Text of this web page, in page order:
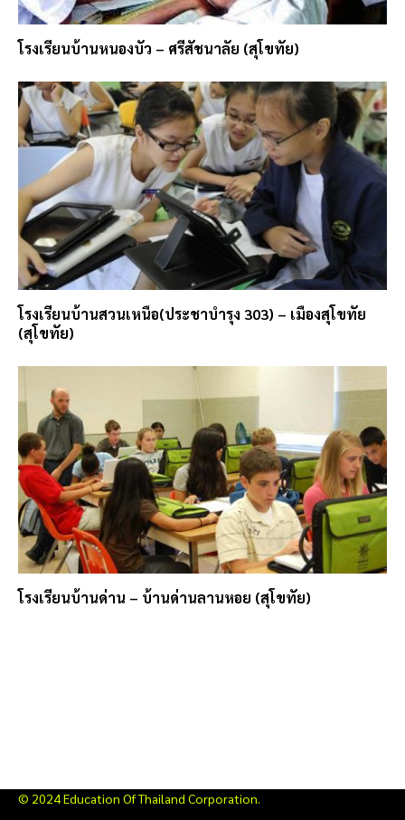
โรงเรียนบ้านหนองบัว – ศรีสัชนาลัย (สุโขทัย)
โรงเรียนบ้านสวนเหนือ(ประชาบำรุง 303) – เมืองสุโขทัย
(สุโขทัย)
โรงเรียนบ้านด่าน – บ้านด่านลานหอย (สุโขทัย)
© 2024 Education Of Thailand Corporation.